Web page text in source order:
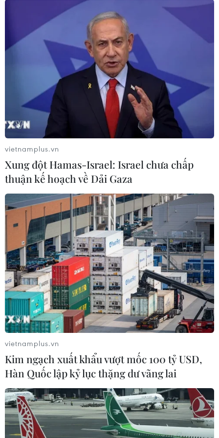
Từ 15 giờ ngày 24/7, giá xăng E5 RON92 giảm
202 đồng/lít; xăng RON95-III giảm 216 đồng/lít
và dầu mazut giảm 99 đồng/kg. Ngược lại, dầu
diesel tăng 330 đồng/lít và dầu hỏa tăng 199
(Vietnam+)
#giá xăng #xăng E5 RON92
#xăng RON95-III
#Petrolimex
#quỹ bình ổn #BOG
#giá xăng thế giới
#dầu diesel
TP. Đà Nẵng
TP. Hà Nội
Tp. Hồ Chí Minh
Theo dõi VietnamPlus
vietnamplus.vn
Xung đột Hamas-Israel: Israel chưa chấp
thuận kế hoạch về Dải Gaza
vietnamplus.vn
Kim ngạch xuất khẩu vượt mốc 100 tỷ USD,
Hàn Quốc lập kỷ lục thặng dư vãng lai